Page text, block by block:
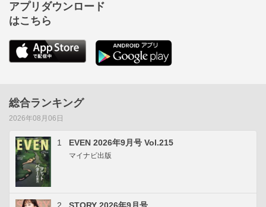
アプリダウンロード
はこちら
総合ランキング
2026年08月06日
1 EVEN 2026年9月号 Vol.215
マイナビ出版